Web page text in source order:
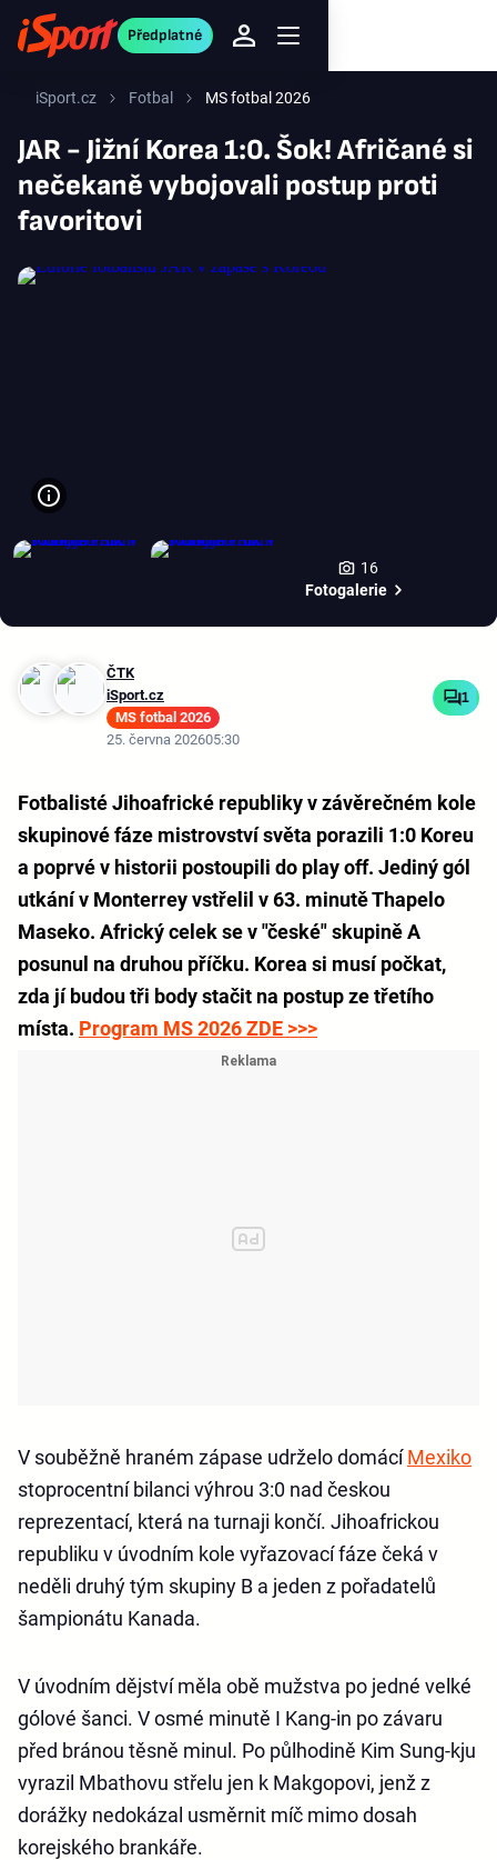
Předplatné
iSport.cz Fotbal MS fotbal 2026
JAR - Jižní Korea 1:0. Šok! Afričané si
nečekaně vybojovali postup proti
favoritovi
16
Fotogalerie
ČTK
iSport.cz
MS fotbal 2026
25. června 202605:30
1
Fotbalisté Jihoafrické republiky v závěrečném kole
skupinové fáze mistrovství světa porazili 1:0 Koreu
a poprvé v historii postoupili do play off. Jediný gól
utkání v Monterrey vstřelil v 63. minutě Thapelo
Maseko. Africký celek se v "české" skupině A
posunul na druhou příčku. Korea si musí počkat,
zda jí budou tři body stačit na postup ze třetího
místa. Program MS 2026 ZDE >>>
V souběžně hraném zápase udrželo domácíMexiko
stoprocentní bilanci výhrou 3:0 nad českou
reprezentací, která na turnaji končí. Jihoafrickou
republiku v úvodním kole vyřazovací fáze čeká v
neděli druhý tým skupiny B a jeden z pořadatelů
šampionátu Kanada.
V úvodním dějství měla obě mužstva po jedné velké
gólové šanci. V osmé minutě I Kang-in po závaru
před bránou těsně minul. Po půlhodině Kim Sung-kju
vyrazil Mbathovu střelu jen k Makgopovi, jenž z
dorážky nedokázal usměrnit míč mimo dosah
korejského brankáře.